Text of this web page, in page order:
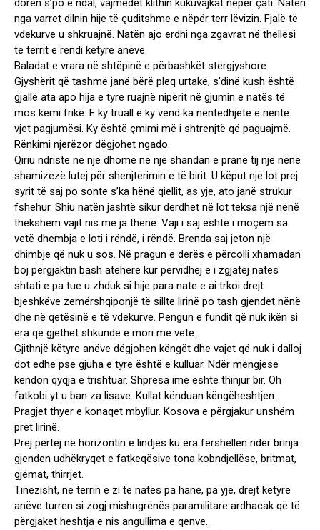
dorën s’po e ndal, vajmedet klithin kukuvajkat nëpër çati. Natën
nga varret dilnin hije të çuditshme e nëpër terr lëvizin. Fjalë të
vdekurve u shkruajnë. Natën ajo erdhi nga zgavrat në thellësi
të territ e rendi këtyre anëve.
Baladat e vrara në shtëpinë e përbashkët stërgjyshore.
Gjyshërit që tashmë janë bërë pleq urtakë, s’dinë kush është
gjallë ata apo hija e tyre ruajnë nipërit në gjumin e natës të
mos kemi frikë. E ky truall e ky vend ka nëntëdhjetë e nëntë
vjet pagjumësi. Ky është çmimi më i shtrenjtë që paguajmë.
Rënkimi njerëzor dëgjohet ngado.
Qiriu ndriste në një dhomë në një shandan e pranë tij një nënë
shamizezë lutej për shenjtërimin e të birit. U këput një lot prej
syrit të saj po sonte s’ka hënë qiellit, as yje, ato janë strukur
fshehur. Shiu natën jashtë sikur derdhet në lot teksa një nënë
thekshëm vajit nis me ja thënë. Vaji i saj është i moçëm sa
vetë dhembja e loti i rëndë, i rëndë. Brenda saj jeton një
dhimbje që nuk u sos. Në pragun e derës e përcolli xhamadan
boj përgjaktin bash atëherë kur përvidhej e i zgjatej natës
shtati e pa tue u zhduk si hije para nate e ai trkoi drejt
bjeshkëve zemërshqiponjë të sillte lirinë po tash gjendet nënë
dhe në qetësinë e të vdekurve. Pengun e fundit që nuk ikën si
era që gjethet shkundë e mori me vete.
Gjithnjë këtyre anëve dëgjohen këngët dhe vajet që nuk i dalloj
dot edhe pse gjuha e tyre është e kulluar. Ndër mëngjese
këndon qyqja e trishtuar. Shpresa ime është thinjur bir. Oh
fatkobi yt u ban za lisave. Kullat kënduan këngëheshtjen.
Pragjet thyer e konaqet mbyllur. Kosova e përgjakur unshëm
pret lirinë.
Prej përtej në horizontin e lindjes ku era fërshëllen ndër brinja
gjenden udhëkryqet e fatkeqësive tona kobndjellëse, britmat,
gjëmat, thirrjet.
Tinëzisht, në terrin e zi të natës pa hanë, pa yje, drejt këtyre
anëve turren si zogj mishngrënës paramilitarë ardhacak që të
përgjaket heshtja e nis angullima e qenve.